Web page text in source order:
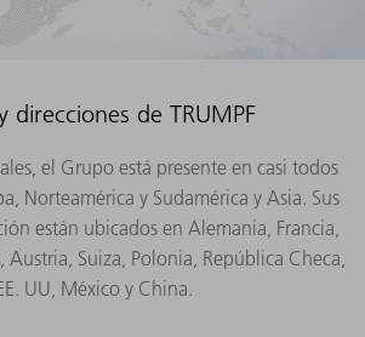
direcciones de TRUMPF
el Grupo está presente en casi todos
Norteamérica y Sudamérica y Asia. Sus
están ubicados en Alemania, Francia,
Suiza, Polonia, República Checa,
UU, México y China.